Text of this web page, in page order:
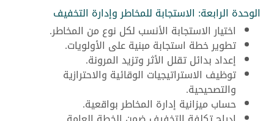
الوحدة الرابعة: الاستجابة للمخاطر وإدارة التخفيف
اختيار الاستجابة الأنسب لكل نوع من المخاطر.
تطوير خطة استجابة مبنية على الأولويات.
إعداد بدائل تقلل الأثر وتزيد المرونة.
توظيف الاستراتيجيات الوقائية والاحترازية
والتصحيحية.
حساب ميزانية إدارة المخاطر بواقعية.